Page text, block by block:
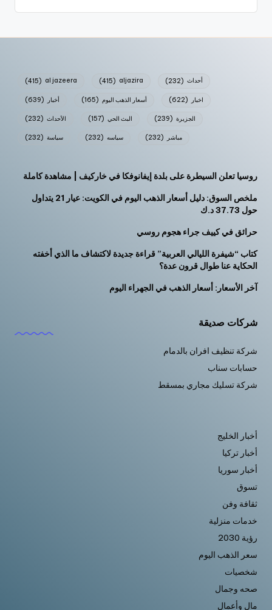
al jazeera
(415) aljazira
(415) أحداث (232)
أخبار (639) أسعار الذهب اليوم (165) اخبار (622)
الأحداث (232) البث الحي (157) الجزيرة (239)
سياسة (232) سياسه (232) مباشر (232)
روسيا تعلن السيطرة على بلدة إيفانوفكا في خاركيف | مشاهدة كاملة
ملخص السوق: دليل أسعار الذهب اليوم في الكويت: عيار 21 يتداول
حول 37.73 د.ك
حرائق في كييف جراء هجوم روسي
كتاب “شيفرة الليالي العربية” قراءة جديدة لاكتشاف ما الذي أخفته
الحكاية عنا طوال قرون عدة؟
آخر الأسعار: أسعار الذهب في الجهراء اليوم
شركات صديقة
شركة تنظيف افران بالدمام
حسابات سناب
شركة تسليك مجاري بمسقط
أخبار الخليج
أخبار تركيا
أخبار سوريا
تسوق
ثقافة وفن
خدمات منزلية
رؤية 2030
سعر الذهب اليوم
شخصيات
صحه وجمال
مال وأعمال